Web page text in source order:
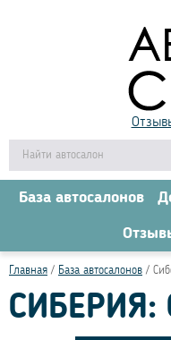
База автосалонов
Главная База автосалонов
СИБЕРИЯ: